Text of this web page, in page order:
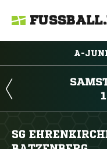
A-
SG